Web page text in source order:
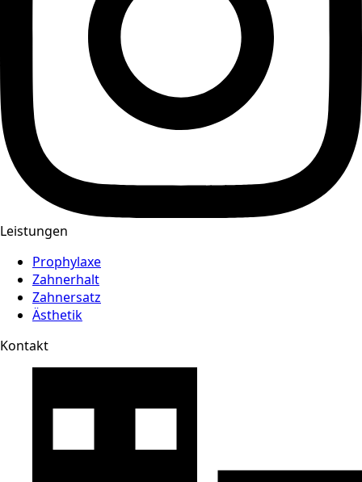
Leistungen
Prophylaxe
Zahnerhalt
Zahnersatz
Ästhetik
Kontakt